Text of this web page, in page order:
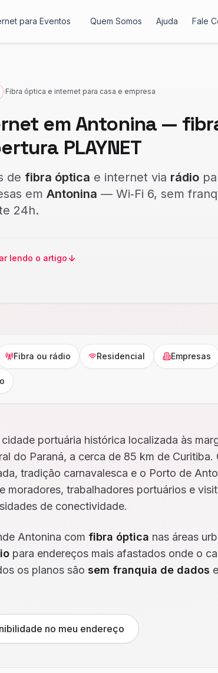
para Eventos Quem Somos Ajuda Fale
·Fibra óptica e internet para casa e empresa
em Antonina —
PLAYNET
de fibra óptica e internet via rádio
em Antonina — Wi‑Fi 6, sem
24h.
lendo o artigo
Fibra ou rádio Residencial Empresas
cidade portuária histórica localizada às
do Paraná, a cerca de 85 km de Curitiba.
tradição carnavalesca e o Porto de
moradores, trabalhadores portuários e
de conectividade.
Antonina com fibra óptica nas áreas
para endereços mais afastados onde o
os planos são sem franquia de dados
no meu endereço